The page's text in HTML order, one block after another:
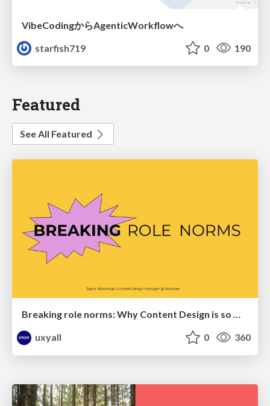
VibeCodingからAgenticWorkflowへ
starfish719
0 190
Featured
See All Featured
Breaking role norms: Why Content Design is so much more than writing copy - Taylor Woolridge
uxyall
0 360